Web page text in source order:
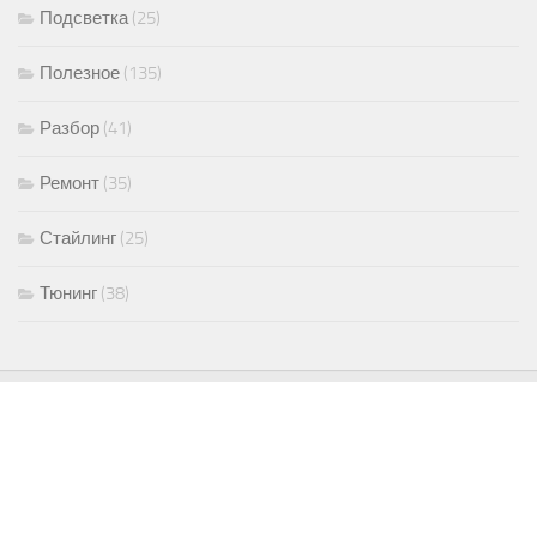
Подсветка(25)
Полезное (135)
Разбор (41)
Ремонт (35)
Стайлинг (25)
Тюнинг (38)